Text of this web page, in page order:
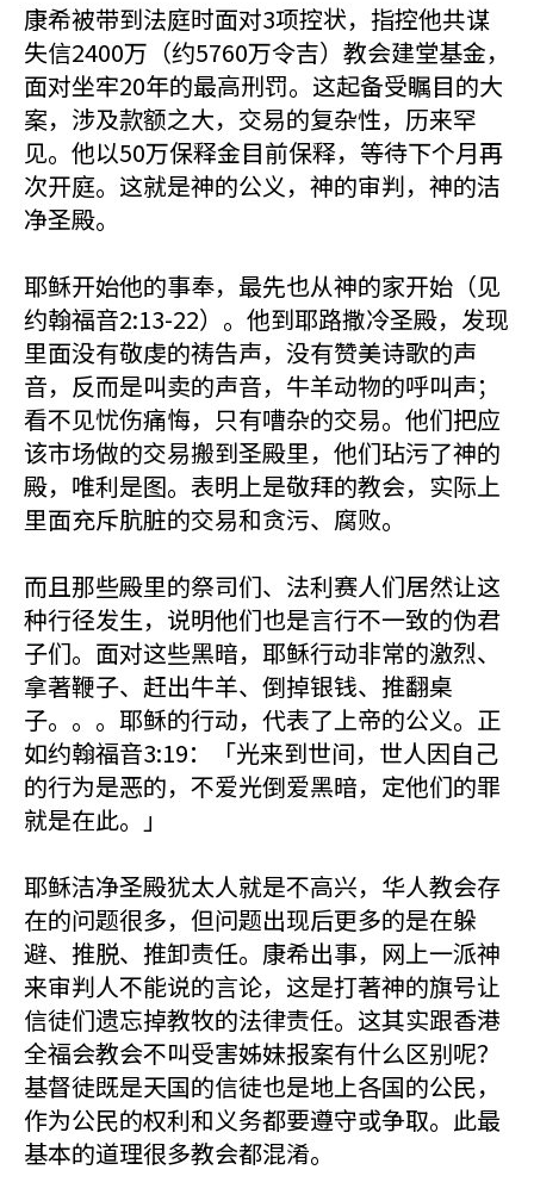
康希被带到法庭时面对3项控状，指控他共谋
失信2400万（约5760万令吉）教会建堂基金，
面对坐牢20年的最高刑罚。这起备受瞩目的大
案，涉及款额之大，交易的复杂性，历来罕
见。他以50万保释金目前保释，等待下个月再
次开庭。这就是神的公义，神的审判，神的洁
净圣殿。
耶稣开始他的事奉，最先也从神的家开始（见
约翰福音2:13-22）。他到耶路撒冷圣殿，发现
里面没有敬虔的祷告声，没有赞美诗歌的声
音，反而是叫卖的声音，牛羊动物的呼叫声；
看不见忧伤痛悔，只有嘈杂的交易。他们把应
该市场做的交易搬到圣殿里，他们玷污了神的
殿，唯利是图。表明上是敬拜的教会，实际上
里面充斥肮脏的交易和贪污、腐败。
而且那些殿里的祭司们、法利赛人们居然让这
种行径发生，说明他们也是言行不一致的伪君
子们。面对这些黑暗，耶稣行动非常的激烈、
拿著鞭子、赶出牛羊、倒掉银钱、推翻桌
子。。。耶稣的行动，代表了上帝的公义。正
如约翰福音3:19：「光来到世间，世人因自己
的行为是恶的，不爱光倒爱黑暗，定他们的罪
就是在此。」
耶稣洁净圣殿犹太人就是不高兴，华人教会存
在的问题很多，但问题出现后更多的是在躲
避、推脱、推卸责任。康希出事，网上一派神
来审判人不能说的言论，这是打著神的旗号让
信徒们遗忘掉教牧的法律责任。这其实跟香港
全福会教会不叫受害姊妹报案有什么区别呢？
基督徒既是天国的信徒也是地上各国的公民，
作为公民的权利和义务都要遵守或争取。此最
基本的道理很多教会都混淆。